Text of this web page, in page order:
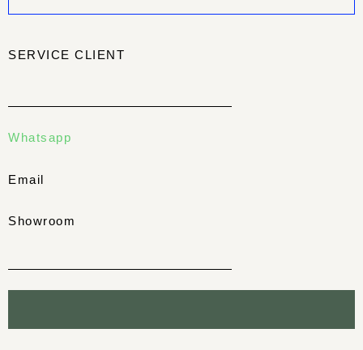
SERVICE CLIENT
Whatsapp
Email
Showroom